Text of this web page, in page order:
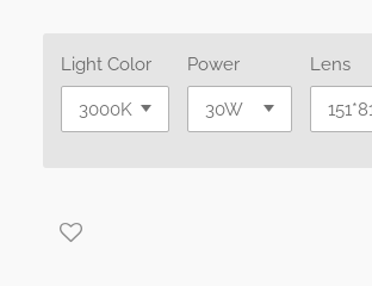
Light Color Power Lens